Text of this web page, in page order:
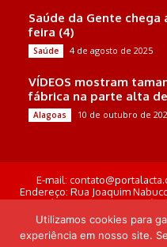
Saúde da Gente
feira (4)
Saúde 4 de agosto de 2025
VÍDEOS mostram
fábrica na parte alta
Alagoas 10 de outubro de
E-mail:
Endereço: Rua Joaquim Nabuco,
Maceió, Alagoas .
Utilizamos cookies para
experiência em nosso site.